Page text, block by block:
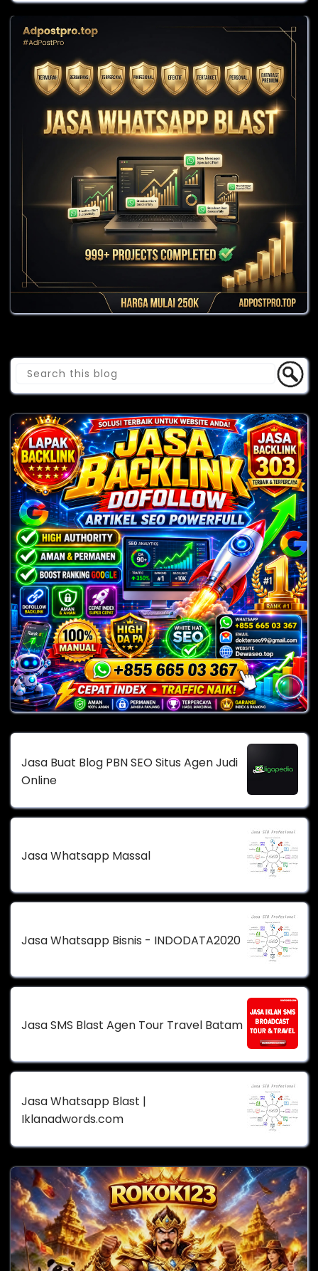
Jasa Buat Blog PBN SEO Situs Agen Judi
Online
Jasa Whatsapp Massal
Jasa Whatsapp Bisnis - INDODATA2020
Jasa SMS Blast Agen Tour Travel Batam
Jasa Whatsapp Blast |
Iklanadwords.com